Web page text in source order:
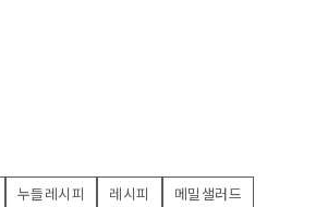
누들레시피 레시피
메밀샐러드